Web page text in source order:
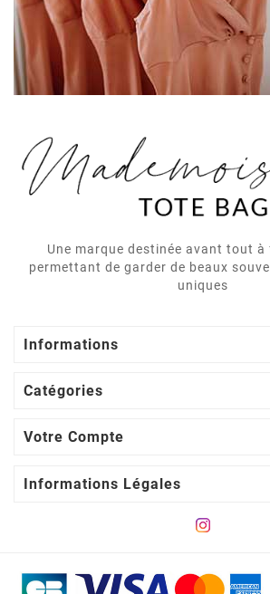
Une marque destinée avant tout
permettant de garder de beaux
uniques
Informations
Catégories
Votre Compte
Informations Légales